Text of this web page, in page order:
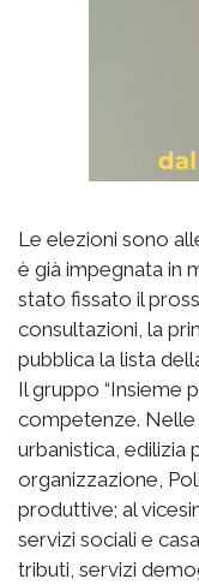
Le elezioni sono
è già impegnata in
stato fissato il
consultazioni, la
pubblica la lista
Il gruppo “Insieme
competenze. Nelle
urbanistica, edilizia
organizzazione,
produttive; al
servizi sociali e
tributi, servizi